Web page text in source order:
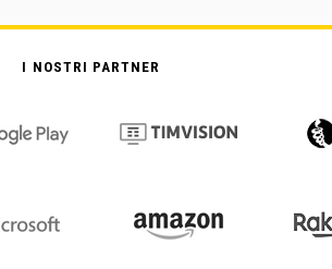
I NOSTRI PARTNER